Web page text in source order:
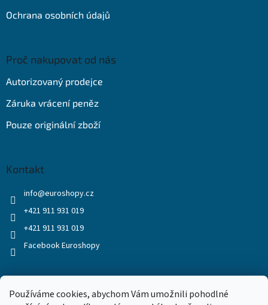
Používáme cookies, abychom Vám umožnili pohodlné
Ochrana osobních údajů
Proč nakupovat od nás
Autorizovaný prodejce
Záruka vrácení peněz
Pouze originální zboží
Kontakt
info@euroshopy.cz
+421 911 931 019
+421 911 931 019
Facebook Euroshopy